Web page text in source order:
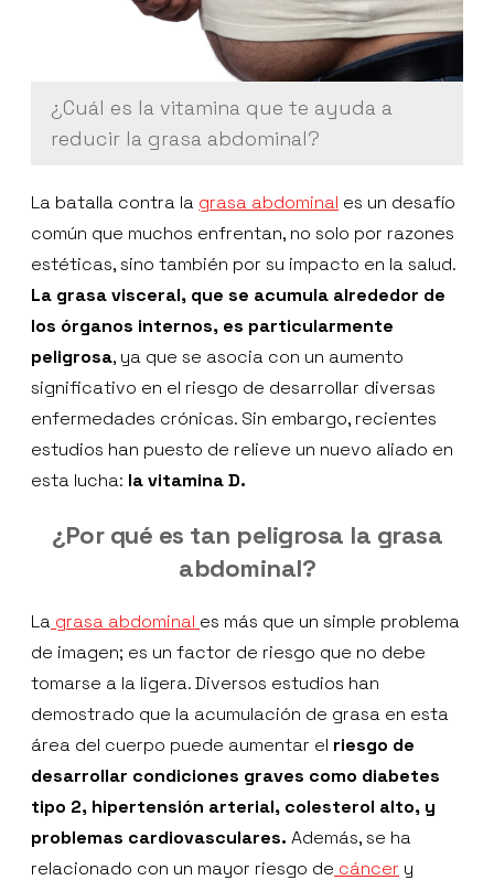
¿Cuál es la vitamina que te ayuda a
reducir la grasa abdominal?
La batalla contra la grasa abdominal es un desafío
común que muchos enfrentan, no solo por razones
estéticas, sino también por su impacto en la salud.
La grasa visceral, que se acumula alrededor de
los órganos internos, es particularmente
peligrosa, ya que se asocia con un aumento
significativo en el riesgo de desarrollar diversas
enfermedades crónicas. Sin embargo, recientes
estudios han puesto de relieve un nuevo aliado en
esta lucha: la vitamina D.
¿Por qué es tan peligrosa la grasa
abdominal?
La grasa abdominal es más que un simple problema
de imagen; es un factor de riesgo que no debe
tomarse a la ligera. Diversos estudios han
demostrado que la acumulación de grasa en esta
área del cuerpo puede aumentar el riesgo de
desarrollar condiciones graves como diabetes
tipo 2, hipertensión arterial, colesterol alto, y
problemas cardiovasculares. Además, se ha
relacionado con un mayor riesgo de cáncer y